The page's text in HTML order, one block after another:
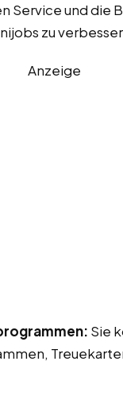
Service und die
zu
Anzeige
Sie